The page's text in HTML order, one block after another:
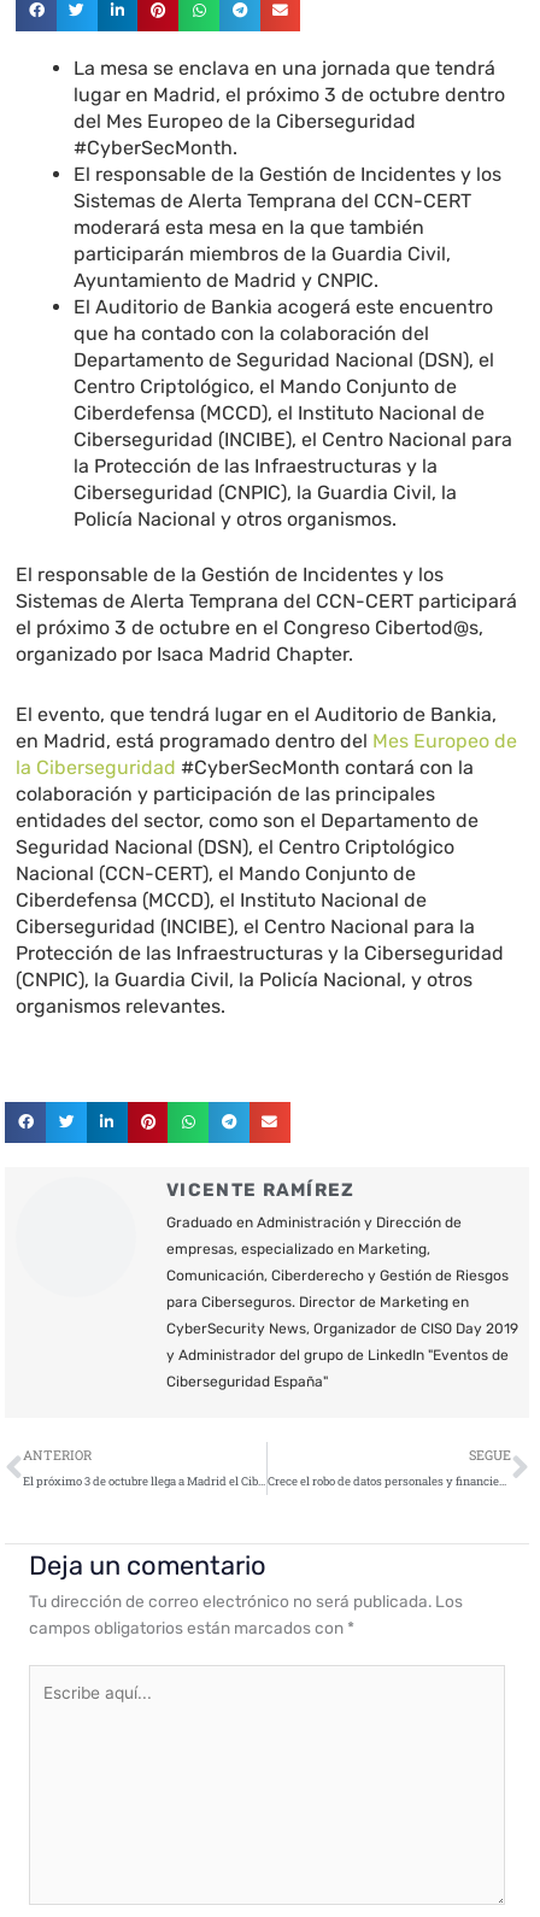
La mesa se enclava en una jornada que tendrá
lugar en Madrid, el próximo 3 de octubre dentro
del Mes Europeo de la Ciberseguridad
#CyberSecMonth.
El responsable de la Gestión de Incidentes y los
Sistemas de Alerta Temprana del CCN-CERT
moderará esta mesa en la que también
participarán miembros de la Guardia Civil,
Ayuntamiento de Madrid y CNPIC.
El Auditorio de Bankia acogerá este encuentro
que ha contado con la colaboración del
Departamento de Seguridad Nacional (DSN), el
Centro Criptológico, el Mando Conjunto de
Ciberdefensa (MCCD), el Instituto Nacional de
Ciberseguridad (INCIBE), el Centro Nacional para
la Protección de las Infraestructuras y la
Ciberseguridad (CNPIC), la Guardia Civil, la
Policía Nacional y otros organismos.
El responsable de la Gestión de Incidentes y los
Sistemas de Alerta Temprana del CCN-CERT participará
el próximo 3 de octubre en el Congreso Cibertod@s,
organizado por Isaca Madrid Chapter.
El evento, que tendrá lugar en el Auditorio de Bankia,
en Madrid, está programado dentro del Mes Europeo de
la Ciberseguridad #CyberSecMonth contará con la
colaboración y participación de las principales
entidades del sector, como son el Departamento de
Seguridad Nacional (DSN), el Centro Criptológico
Nacional (CCN-CERT), el Mando Conjunto de
Ciberdefensa (MCCD), el Instituto Nacional de
Ciberseguridad (INCIBE), el Centro Nacional para la
Protección de las Infraestructuras y la Ciberseguridad
(CNPIC), la Guardia Civil, la Policía Nacional, y otros
organismos relevantes.
VICENTE RAMÍREZ
Graduado en Administración y Dirección de
empresas, especializado en Marketing,
Comunicación, Ciberderecho y Gestión de Riesgos
para Ciberseguros. Director de Marketing en
CyberSecurity News, Organizador de CISO Day 2019
y Administrador del grupo de LinkedIn "Eventos de
Ciberseguridad España"
Ant
ANTERIOR
El próximo 3 de octubre llega a Madrid el Cibertod@s
SEGUE
Crece el robo de datos personales y financieros a través de formularios online
Deja un comentario
Tu dirección de correo electrónico no será publicada. Los
campos obligatorios están marcados con *
aquí...